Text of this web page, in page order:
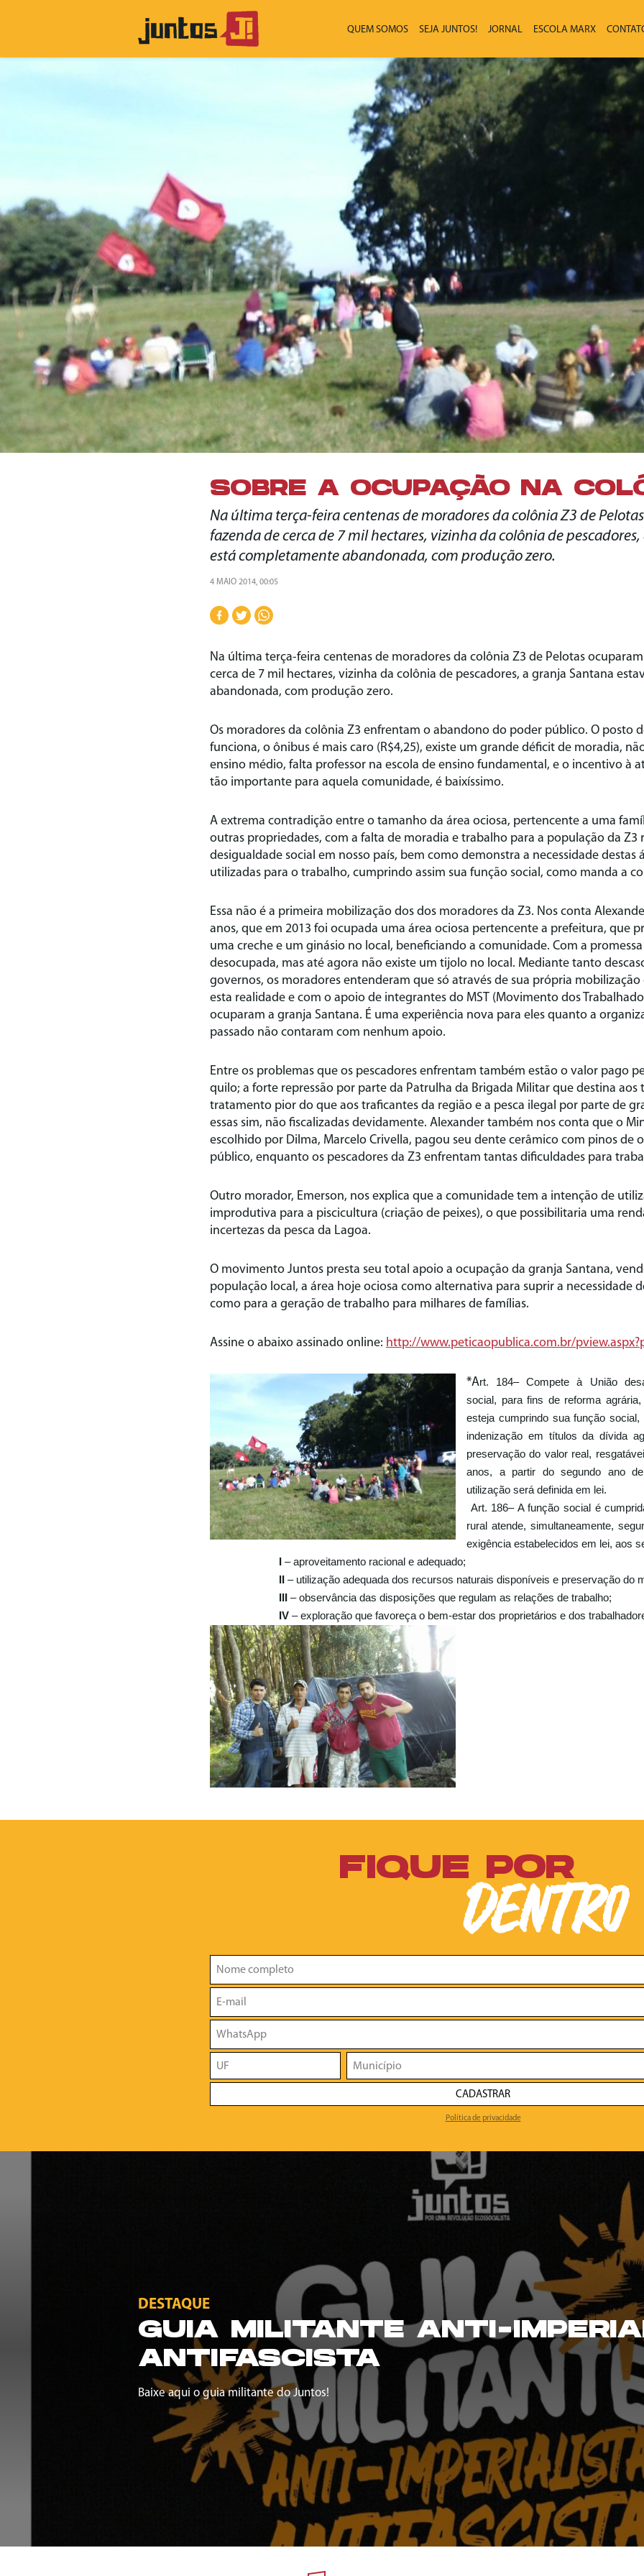
QUEM SOMOS SEJA JUNTOS! JORNAL ESCOLA MARX
SOBRE A OCUPAÇÃO NA
Na última terça-feira centenas de moradores da colônia Z3 de
fazenda de cerca de 7 mil hectares, vizinha da colônia de
está completamente abandonada, com produção zero.
4 MAIO 2014, 00:05
Na última terça-feira centenas de moradores da colônia Z3 de Pelotas
cerca de 7 mil hectares, vizinha da colônia de pescadores, a granja Santana
abandonada, com produção zero.
Os moradores da colônia Z3 enfrentam o abandono do poder público. O posto
funciona, o ônibus é mais caro (R$4,25), existe um grande déficit de moradia,
ensino médio, falta professor na escola de ensino fundamental, e o incentivo à
tão importante para aquela comunidade, é baixíssimo.
A extrema contradição entre o tamanho da área ociosa, pertencente a uma
outras propriedades, com a falta de moradia e trabalho para a população da
desigualdade social em nosso país, bem como demonstra a necessidade destas
utilizadas para o trabalho, cumprindo assim sua função social, como manda a
Essa não é a primeira mobilização dos dos moradores da Z3. Nos conta
anos, que em 2013 foi ocupada uma área ociosa pertencente a prefeitura, que
uma creche e um ginásio no local, beneficiando a comunidade. Com a
desocupada, mas até agora não existe um tijolo no local. Mediante tanto
governos, os moradores entenderam que só através de sua própria
esta realidade e com o apoio de integrantes do MST (Movimento dos
ocuparam a granja Santana. É uma experiência nova para eles quanto a
passado não contaram com nenhum apoio.
Entre os problemas que os pescadores enfrentam também estão o valor pago
quilo; a forte repressão por parte da Patrulha da Brigada Militar que destina aos
tratamento pior do que aos traficantes da região e a pesca ilegal por parte de
essas sim, não fiscalizadas devidamente. Alexander também nos conta que o
escolhido por Dilma, Marcelo Crivella, pagou seu dente cerâmico com pinos de
público, enquanto os pescadores da Z3 enfrentam tantas dificuldades para
Outro morador, Emerson, nos explica que a comunidade tem a intenção de
improdutiva para a piscicultura (criação de peixes), o que possibilitaria uma
incertezas da pesca da Lagoa.
O movimento Juntos presta seu total apoio a ocupação da granja Santana,
população local, a área hoje ociosa como alternativa para suprir a necessidade
como para a geração de trabalho para milhares de famílias.
Assine o abaixo assinado online: http://www.peticaopublica.com.br/
*Art. 184– Compete à União
social, para fins de reforma
esteja cumprindo sua função
indenização em títulos da dívida
preservação do valor real,
anos, a partir do segundo ano
utilização será definida em lei.
Art. 186– A função social é
rural atende, simultaneamente,
exigência estabelecidos em lei, aos
– aproveitamento racional e adequado;
– utilização adequada dos recursos naturais disponíveis e preservação do
– observância das disposições que regulam as relações de trabalho;
IV – exploração que favoreça o bem-estar dos proprietários e dos
FIQUE POR
DENTRO
CADASTRAR
Política de privacidade
DESTAQUE
GUIA MILITANTE ANTI-
ANTIFASCISTA
Baixe aqui o guia militante do Juntos!